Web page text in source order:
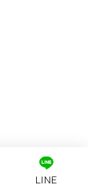
すべて表示
LINE